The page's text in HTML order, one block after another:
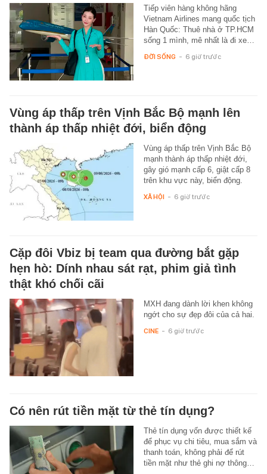
Tiếp viên hàng không hãng
Vietnam Airlines mang quốc tịch
Hàn Quốc: Thuê nhà ở TP.HCM
sống 1 mình, mê nhất là đi xe…
ĐỜI SỐNG - 6 giờ trước
Vùng áp thấp trên Vịnh Bắc Bộ mạnh lên
thành áp thấp nhiệt đới, biển động
Vùng áp thấp trên Vịnh Bắc Bộ
mạnh thành áp thấp nhiệt đới,
gây gió mạnh cấp 6, giật cấp 8
trên khu vực này, biển động.
XÃ HỘI - 6 giờ trước
Cặp đôi Vbiz bị team qua đường bắt gặp
hẹn hò: Dính nhau sát rạt, phim giả tình
thật khó chối cãi
MXH đang dành lời khen không
ngớt cho sự đẹp đôi của cả hai.
CINE - 6 giờ trước
Có nên rút tiền mặt từ thẻ tín dụng?
Thẻ tín dụng vốn được thiết kế
để phục vụ chi tiêu, mua sắm và
thanh toán, không phải để rút
tiền mặt như thẻ ghi nợ thông…